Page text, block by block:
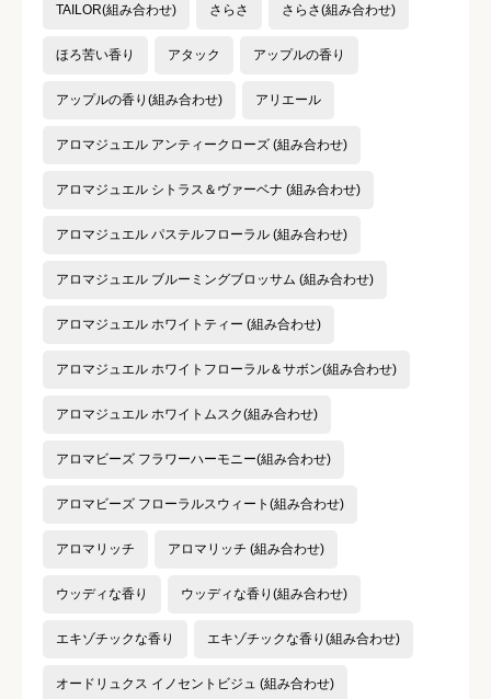
TAILOR(組み合わせ) さらさ さらさ(組み合わせ)
ほろ苦い香り アタック アップルの香り
アップルの香り(組み合わせ) アリエール
アロマジュエル アンティークローズ (組み合わせ)
アロマジュエル シトラス＆ヴァーベナ (組み合わせ)
アロマジュエル パステルフローラル (組み合わせ)
アロマジュエル ブルーミングブロッサム (組み合わせ)
アロマジュエル ホワイトティー (組み合わせ)
アロマジュエル ホワイトフローラル＆サボン(組み合わせ)
アロマジュエル ホワイトムスク(組み合わせ)
アロマビーズ フラワーハーモニー(組み合わせ)
アロマビーズ フローラルスウィート(組み合わせ)
アロマリッチ アロマリッチ (組み合わせ)
ウッディな香り ウッディな香り(組み合わせ)
エキゾチックな香り エキゾチックな香り(組み合わせ)
オードリュクス イノセントビジュ (組み合わせ)